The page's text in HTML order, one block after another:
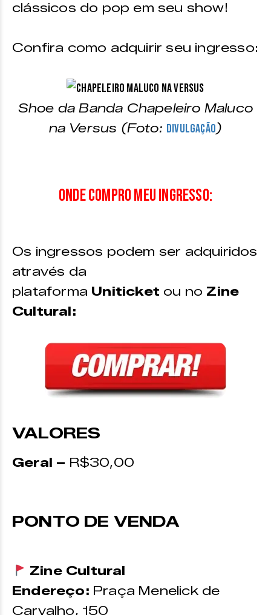
clássicos do pop em seu show!
Confira como adquirir seu ingresso:
Shoe da Banda Chapeleiro Maluco
na Versus (Foto: Divulgação)
Onde compro meu ingresso:
Os ingressos podem ser adquiridos
através da
plataforma Uniticket ou no Zine
Cultural:
VALORES
Geral – R$30,00
PONTO DE VENDA
Zine Cultural
Endereço: Praça Menelick de
Carvalho, 150